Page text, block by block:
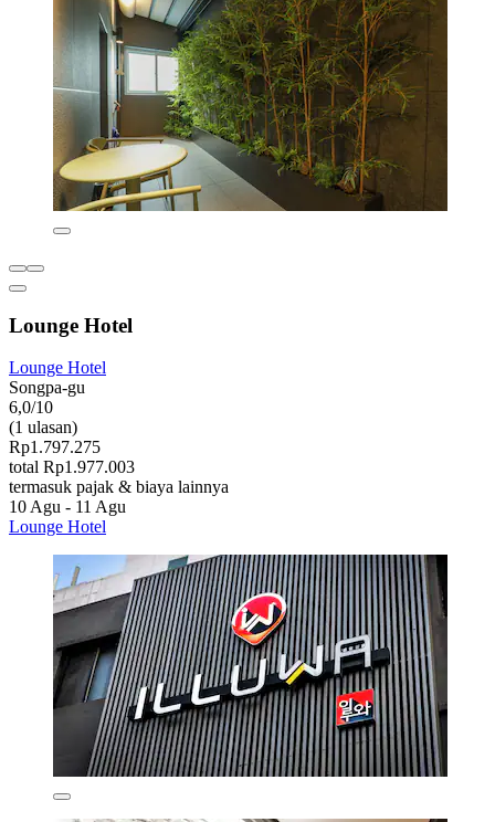
Lounge Hotel
Lounge Hotel
Songpa-gu
6,0/10
(1 ulasan)
Rp1.797.275
total Rp1.977.003
termasuk pajak & biaya lainnya
10 Agu - 11 Agu
Lounge Hotel